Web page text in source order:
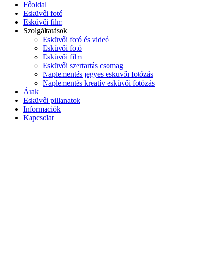
Főoldal
Esküvői fotó
Esküvői film
Szolgáltatások
Esküvői fotó és videó
Esküvői fotó
Esküvői film
Esküvői szertartás csomag
Naplementés jegyes esküvői fotózás
Naplementés kreatív esküvői fotózás
Árak
Esküvői pillanatok
Információk
Kapcsolat